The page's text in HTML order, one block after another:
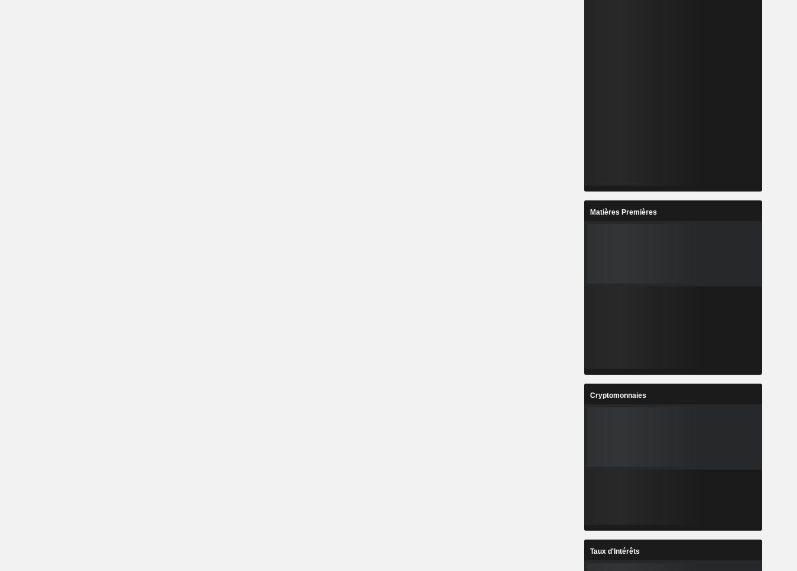
Matières Premières
Cryptomonnaies
Taux d'Intérêts